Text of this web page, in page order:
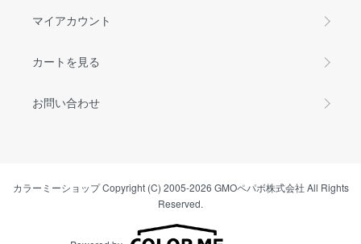
マイアカウント
カートを見る
お問い合わせ
カラーミーショップCopyright (C) 2005-2026 GMOペパボ株式会社 All Rights
Reserved.